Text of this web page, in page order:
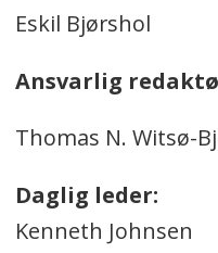
Eskil Bjørshol
Ansvarlig
Thomas N. Witsø-
Daglig leder:
Kenneth Johnsen